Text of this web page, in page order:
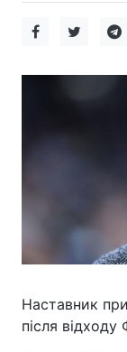
Наставник
після